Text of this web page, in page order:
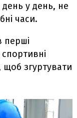
у день, не
часи.
перші
щоб згуртувати